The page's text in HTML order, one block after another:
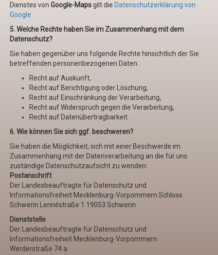
Dienstes von Google-Mapsgilt die Datenschutzerklärung von
Google
5. Welche Rechte haben Sie im Zusammenhang mit dem
Datenschutz?
Sie haben gegenüber uns folgende Rechte hinsichtlich der Sie
betreffenden personenbezogenen Daten:
Recht auf Auskunft,
Recht auf Berichtigung oder Löschung,
Recht auf Einschränkung der Verarbeitung,
Recht auf Widerspruch gegen die Verarbeitung,
Recht auf Datenübertragbarkeit.
6. Wie können Sie sich ggf. beschweren?
Sie haben die Möglichkeit, sich mit einer Beschwerde im
Zusammenhang mit der Datenverarbeitung an die für uns
zuständige Datenschutzaufsicht zu wenden:
Postanschrift
Der Landesbeauftragte für Datenschutz und
Informationsfreiheit Mecklenburg-Vorpommern Schloss
Schwerin Lennéstraße 1 19053 Schwerin
Dienststelle
Der Landesbeauftragte für Datenschutz und
Informationsfreiheit Mecklenburg-Vorpommern
Werderstraße 74 a